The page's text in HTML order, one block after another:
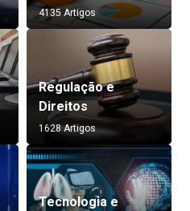
4135 Artigos
Regulação e
Direitos
1628 Artigos
Tecnologia e